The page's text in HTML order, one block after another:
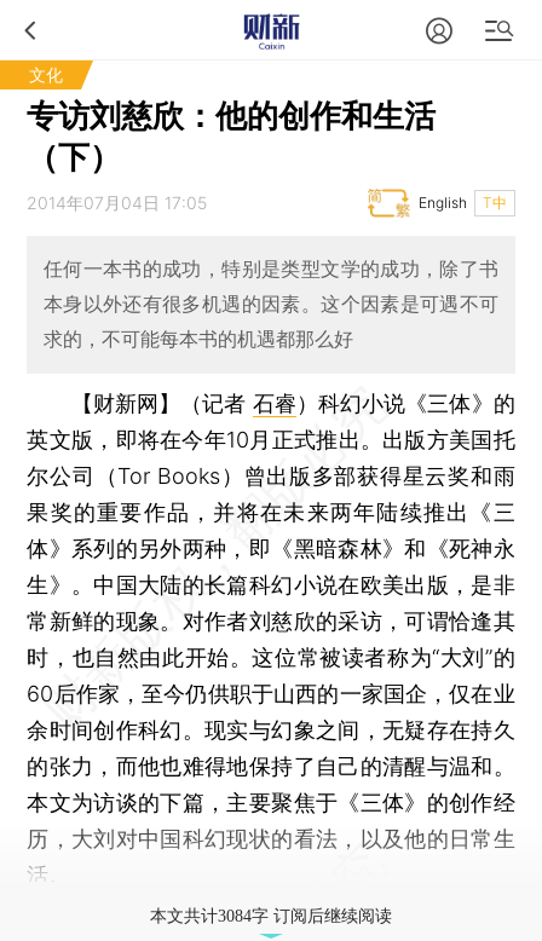
文化
专访刘慈欣：他的创作和生活
（下）
2014年07月04日 17:05 T中
English
任何一本书的成功，特别是类型文学的成功，除了书
本身以外还有很多机遇的因素。这个因素是可遇不可
求的，不可能每本书的机遇都那么好
【财新网】（记者 石睿） 科幻小说《三体》的
英文版，即将在今年10月正式推出。出版方美国托
尔公司（Tor Books）曾出版多部获得星云奖和雨
果奖的重要作品，并将在未来两年陆续推出《三
体》系列的另外两种，即《黑暗森林》和《死神永
生》。中国大陆的长篇科幻小说在欧美出版，是非
常新鲜的现象。对作者刘慈欣的采访，可谓恰逢其
时，也自然由此开始。这位常被读者称为“大刘”的
60后作家，至今仍供职于山西的一家国企，仅在业
余时间创作科幻。现实与幻象之间，无疑存在持久
的张力，而他也难得地保持了自己的清醒与温和。
本文为访谈的下篇，主要聚焦于《三体》的创作经
历，大刘对中国科幻现状的看法，以及他的日常生
活。
本文共计3084字 订阅后继续阅读